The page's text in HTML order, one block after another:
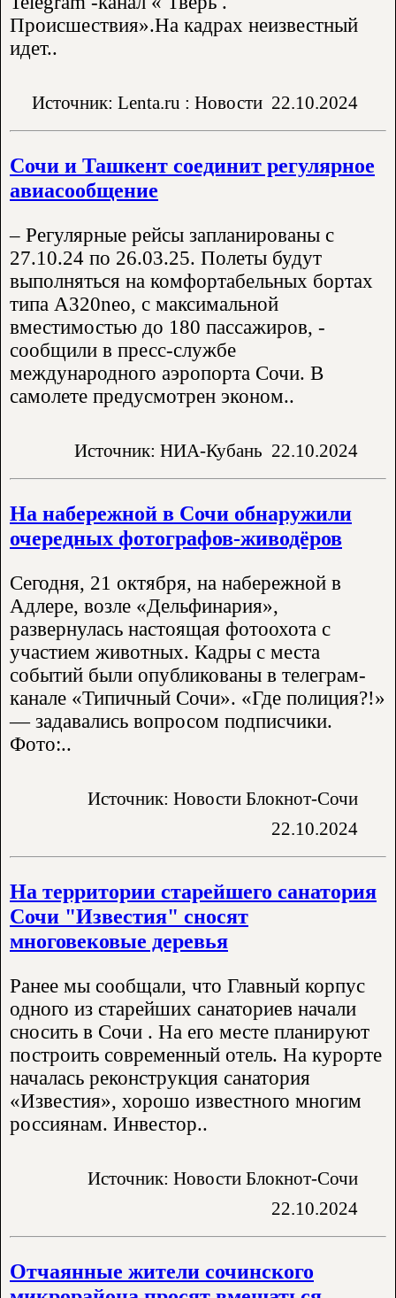
Происшествия».На кадрах неизвестный
идет..
Источник: Lenta.ru : Новости 22.10.2024
Сочи и Ташкент соединит регулярное
авиасообщение
– Регулярные рейсы запланированы с
27.10.24 по 26.03.25. Полеты будут
выполняться на комфортабельных бортах
типа А320neo, с максимальной
вместимостью до 180 пассажиров, -
сообщили в пресс-службе
международного аэропорта Сочи. В
самолете предусмотрен эконом..
Источник: НИА-Кубань 22.10.2024
На набережной в Сочи обнаружили
очередных фотографов-живодёров
Сегодня, 21 октября, на набережной в
Адлере, возле «Дельфинария»,
развернулась настоящая фотоохота с
участием животных. Кадры с места
событий были опубликованы в телеграм-
канале «Типичный Сочи». «Где полиция?!»
— задавались вопросом подписчики.
Фото:..
Источник: Новости Блокнот-Сочи
22.10.2024
На территории старейшего санатория
Сочи "Известия" сносят
многовековые деревья
Ранее мы сообщали, что Главный корпус
одного из старейших санаториев начали
сносить в Сочи . На его месте планируют
построить современный отель. На курорте
началась реконструкция санатория
«Известия», хорошо известного многим
россиянам. Инвестор..
Источник: Новости Блокнот-Сочи
22.10.2024
Отчаянные жители сочинского